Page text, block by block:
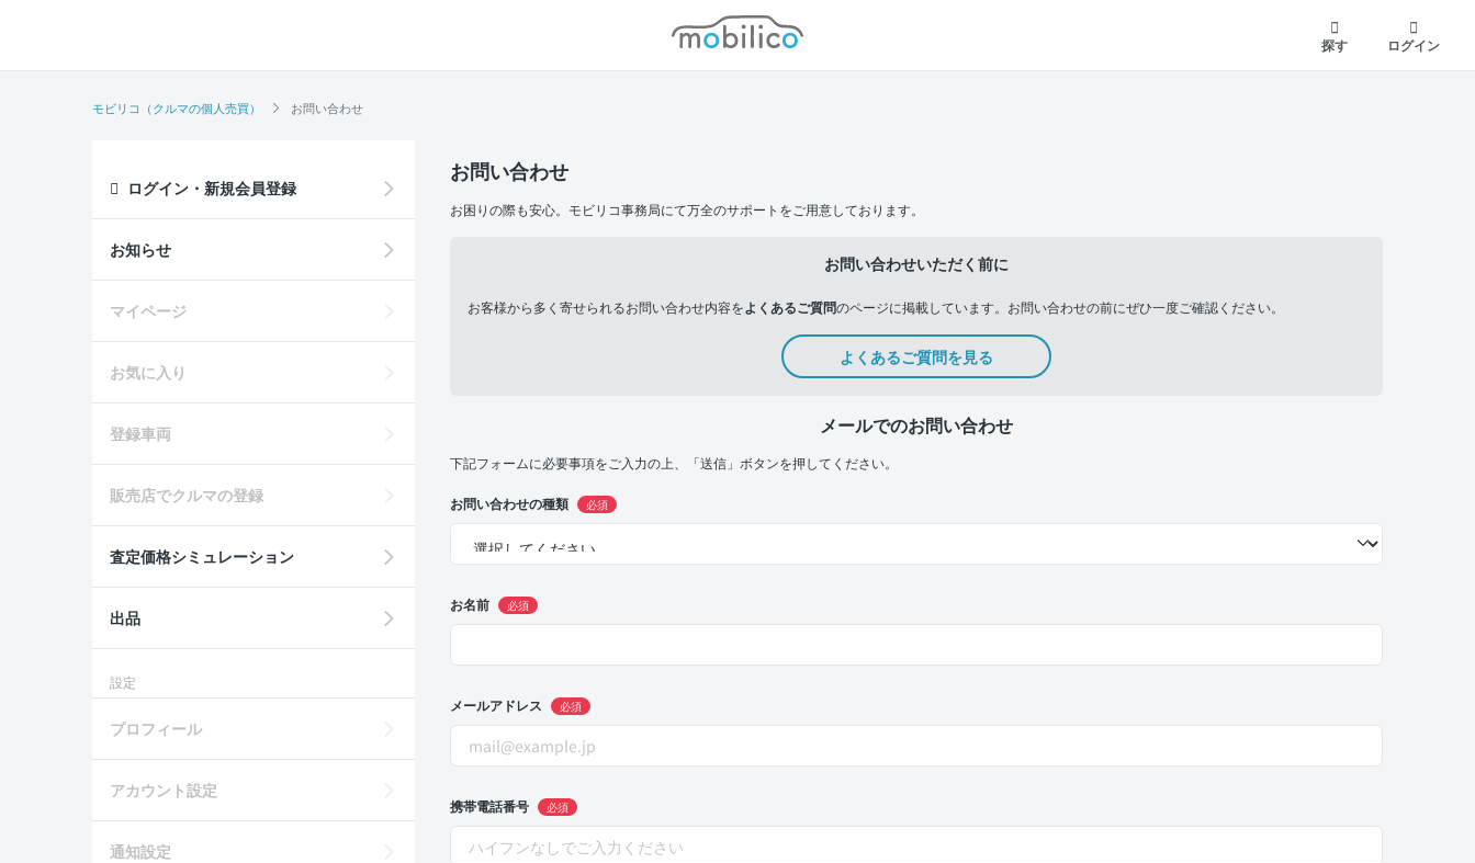
モビリコ
探す
ログイン
モビリコ（クルマの個人売買） お問い合わせ
お問い合わせ
お困りの際も安心。モビリコ事務局にて万全のサポートをご用意しております。
お問い合わせいただく前に
お客様から多く寄せられるお問い合わせ内容をよくあるご質問のページに掲載しています。お問い合わせの前にぜひ一度ご確認ください。
よくあるご質問を見る
メールでのお問い合わせ
下記フォームに必要事項をご入力の上、「送信」ボタンを押してください。
お問い合わせの種類 必須
お名前 必須
メールアドレス 必須
携帯電話番号 必須
ログイン・新規会員登録
お知らせ
マイページ
お気に入り
登録車両
販売店でクルマの登録
査定価格シミュレーション
出品
設定
プロフィール
アカウント設定
通知設定